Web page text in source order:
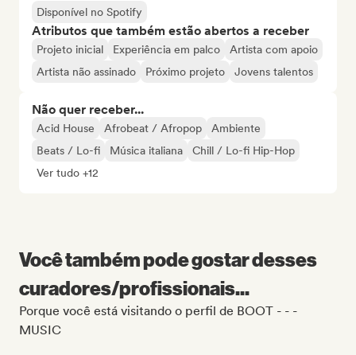
Disponível no Spotify
Atributos que também estão abertos a receber
Projeto inicial Experiência em palco
Artista com apoio
Artista não assinado
Próximo projeto Jovens talentos
Não quer receber...
Acid House Afrobeat / Afropop
Ambiente
Beats / Lo-fi
Música italiana
Chill / Lo-fi Hip-Hop
Ver tudo +12
Você também pode gostar desses
curadores/profissionais...
Porque você está visitando o perfil de BOOT - - -
MUSIC